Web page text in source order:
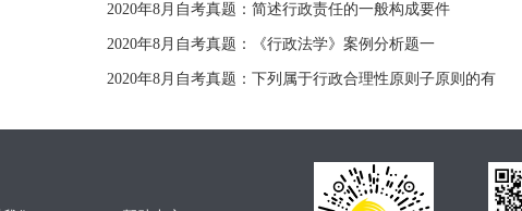
2020年8月自考真题：简述行政责任的一般构成要件
2020年8月自考真题：《行政法学》案例分析题一
2020年8月自考真题：下列属于行政合理性原则子原则的有